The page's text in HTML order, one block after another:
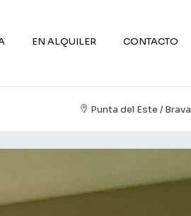
EN ALQUILER CONTACTO
Punta del Este / Brava